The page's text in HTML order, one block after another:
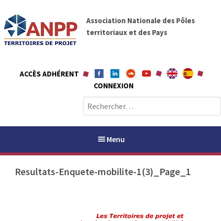
t
A
N
P
P
Association Nationale des Pôles
territoriaux et des Pays
ACCÈS ADHÉRENT
CONNEXION
e
c
c
Menu
ANPP
Resultats-Enquete-mobilite-1(3)_Page_1